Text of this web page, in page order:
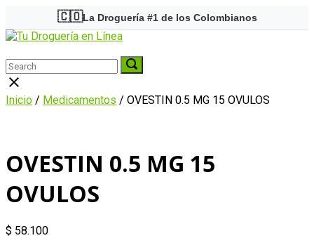
content
🇨🇴La Droguería #1 de los Colombianos
Home
Menu
Search
for:
Search
for:
Search
Close
search
bar
Inicio / Medicamentos / OVESTIN 0.5 MG 15 OVULOS
OVESTIN 0.5 MG 15
OVULOS
$ 58.100